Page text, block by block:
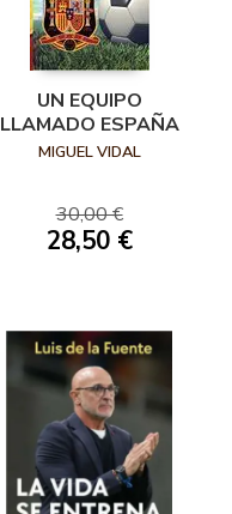
UN EQUIPO
LLAMADO ESPAÑA
MIGUEL VIDAL
30,00 €
28,50 €